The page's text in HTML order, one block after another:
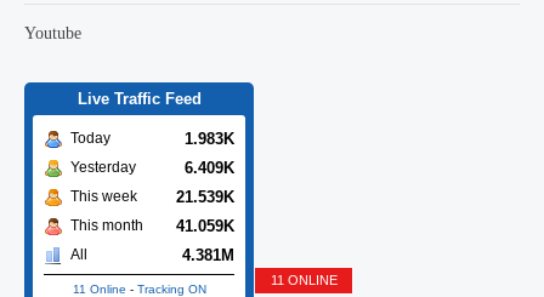
Youtube
Live Traffic Feed
Today 1.983K
Yesterday 6.409K
This week 21.539K
This month 41.059K
All 4.381M
11 Online - Tracking ON
11 ONLINE